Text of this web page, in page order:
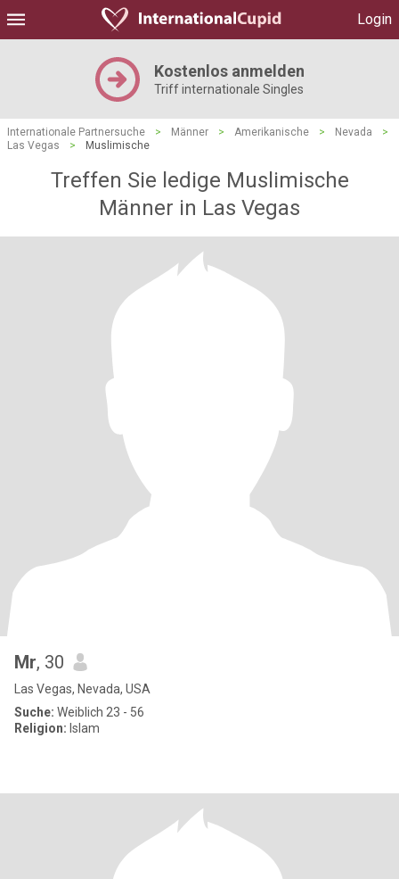
Login
Kostenlos anmelden
Triff internationale Singles
Internationale Partnersuche > Männer > Amerikanische > Nevada
>
Las Vegas
> Muslimische
Treffen Sie ledige Muslimische
Männer in Las Vegas
Mr, 30
Las Vegas, Nevada, USA
Suche: Weiblich 23 - 56
Religion: Islam